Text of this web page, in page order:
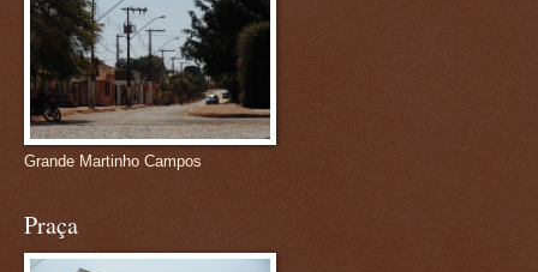
Grande Martinho Campos
Praça